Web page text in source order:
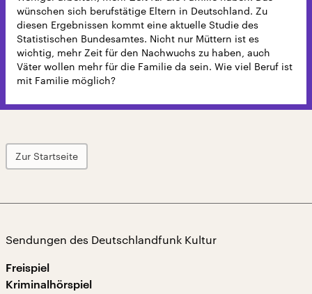
wünschen sich berufstätige Eltern in Deutschland. Zu
diesen Ergebnissen kommt eine aktuelle Studie des
Statistischen Bundesamtes. Nicht nur Müttern ist es
wichtig, mehr Zeit für den Nachwuchs zu haben, auch
Väter wollen mehr für die Familie da sein. Wie viel Beruf ist
mit Familie möglich?
Zur Startseite
Sendungen des Deutschlandfunk Kultur
Freispiel
Kriminalhörspiel